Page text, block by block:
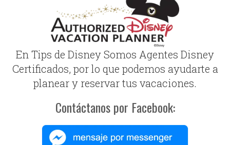
En Tips de Disney Somos Agentes Disney
Certificados, por lo que podemos ayudarte a
planear y reservar tus vacaciones.
Contáctanos por Facebook: